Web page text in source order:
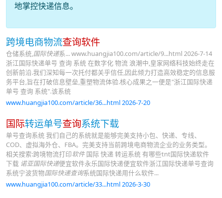
地掌控快递信息。
跨境电商物流查询软件
仓储系统,国际快递系... www.huangjia100.com/article/9...html 2026-7-14
浙江国际快递单号 查询 系统 在数字化 物流 浪潮中,皇家网络科技始终走在
创新前沿.我们深知每一次托付都关乎信任,因此倾力打造高效稳定的信息服
务平台,旨在打破信息壁垒,重塑物流体验.核心成果之一便是"浙江国际快递
单号 查询 系统".该系统
www.huangjia100.com/article/36...html 2026-7-20
国际转运单号查询系统下载
单号查询系统 我们自己的系统就是能够完美支持小包、快递、专线、
COD、虚拟海外仓、FBA。完美支持当前跨境电商物流企业的业务类型。
相关搜索:跨境物流打印软件国际 快递 转运系统 有哪些tnt国际快递软件
下载 诺亚国际快递便宜软件永乐国际快递便宜软件浙江国际快递单号查询
系统宁波货物国际快递查询系统国际快递用什么软件...
www.huangjia100.com/article/33...html 2026-3-30